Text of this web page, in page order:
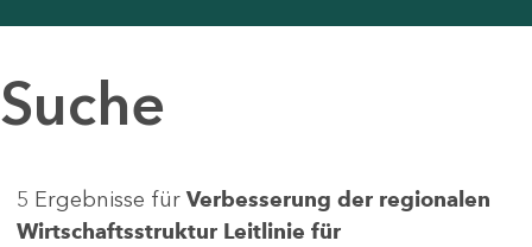
Suche
5 Ergebnisse für Verbesserung der regionalen
Wirtschaftsstruktur Leitlinie für